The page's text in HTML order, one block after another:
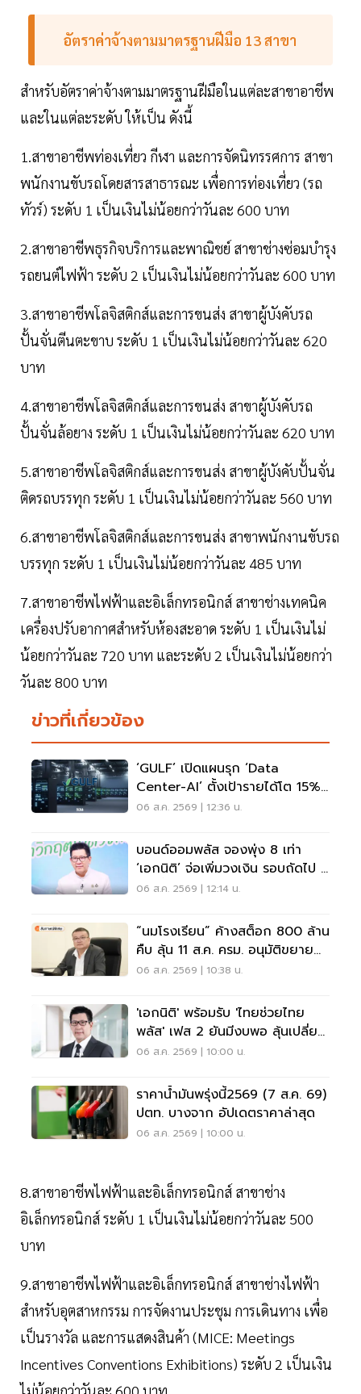
อัตราค่าจ้างตามมาตรฐานฝีมือ 13 สาขา
สำหรับอัตราค่าจ้างตามมาตรฐานฝีมือในแต่ละสาขาอาชีพ
และในแต่ละระดับ ให้เป็น ดังนี้
1.สาขาอาชีพท่องเที่ยว กีฬา และการจัดนิทรรศการ สาขา
พนักงานขับรถโดยสารสาธารณะ เพื่อการท่องเที่ยว (รถ
ทัวร์) ระดับ 1 เป็นเงินไม่น้อยกว่าวันละ 600 บาท
2.สาขาอาชีพธุรกิจบริการและพาณิชย์ สาขาช่างซ่อมบำรุง
รถยนต์ไฟฟ้า ระดับ 2 เป็นเงินไม่น้อยกว่าวันละ 600 บาท
3.สาขาอาชีพโลจิสติกส์และการขนส่ง สาขาผู้บังคับรถ
ปั้นจั่นตีนตะขาบ ระดับ 1 เป็นเงินไม่น้อยกว่าวันละ 620
บาท
4.สาขาอาชีพโลจิสติกส์และการขนส่ง สาขาผู้บังคับรถ
ปั้นจั่นล้อยาง ระดับ 1 เป็นเงินไม่น้อยกว่าวันละ 620 บาท
5.สาขาอาชีพโลจิสติกส์และการขนส่ง สาขาผู้บังคับปั้นจั่น
ติดรถบรรทุก ระดับ 1 เป็นเงินไม่น้อยกว่าวันละ 560 บาท
6.สาขาอาชีพโลจิสติกส์และการขนส่ง สาขาพนักงานขับรถ
บรรทุก ระดับ 1 เป็นเงินไม่น้อยกว่าวันละ 485 บาท
7.สาขาอาชีพไฟฟ้าและอิเล็กทรอนิกส์ สาขาช่างเทคนิค
เครื่องปรับอากาศสำหรับห้องสะอาด ระดับ 1 เป็นเงินไม่
น้อยกว่าวันละ 720 บาท และระดับ 2 เป็นเงินไม่น้อยกว่า
วันละ 800 บาท
ข่าวที่เกี่ยวข้อง
‘GULF’ เปิดแผนรุก ‘Data
Center-AI’ ตั้งเป้ารายได้โต 15%
เดินหน้าลงทุนยุโรป
06 ส.ค. 2569 | 12:36 น.
บอนด์ออมพลัส จองพุ่ง 8 เท่า
‘เอกนิติ’ จ่อเพิ่มวงเงิน รอบถัดไป 4
ก.ย.นี้
06 ส.ค. 2569 | 12:14 น.
“นมโรงเรียน” ค้างสต็อก 800 ล้าน
คืบ ลุ้น 11 ส.ค. ครม. อนุมัติขยาย
ถึง ม.3
06 ส.ค. 2569 | 10:38 น.
'เอกนิติ' พร้อมรับ 'ไทยช่วยไทย
พลัส' เฟส 2 ยันมีงบพอ ลุ้นเปลี่ยน
สูตรคืน 'คนละครึ่ง'
06 ส.ค. 2569 | 10:00 น.
ราคาน้ำมันพรุ่งนี้2569 (7 ส.ค. 69)
ปตท. บางจาก อัปเดตราคาล่าสุด
06 ส.ค. 2569 | 10:00 น.
8.สาขาอาชีพไฟฟ้าและอิเล็กทรอนิกส์ สาขาช่าง
อิเล็กทรอนิกส์ ระดับ 1 เป็นเงินไม่น้อยกว่าวันละ 500
บาท
9.สาขาอาชีพไฟฟ้าและอิเล็กทรอนิกส์ สาขาช่างไฟฟ้า
สำหรับอุตสาหกรรม การจัดงานประชุม การเดินทาง เพื่อ
เป็นรางวัล และการแสดงสินค้า (MICE: Meetings
Incentives Conventions Exhibitions) ระดับ 2 เป็นเงิน